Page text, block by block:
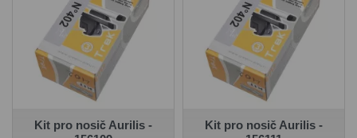
Kit pro nosič Aurilis -
Kit pro nosič Aurilis -